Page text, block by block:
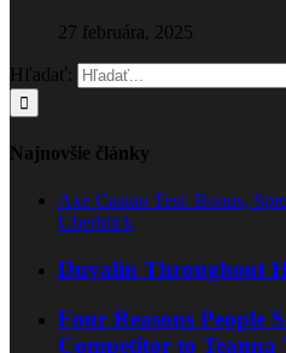
27 februára, 2025
Hľadať:
Najnovšie články
Axe Casino Test: Bonus,
Überblick
Duvalin Throughout
Four Reasons People
Competitor to Teanna